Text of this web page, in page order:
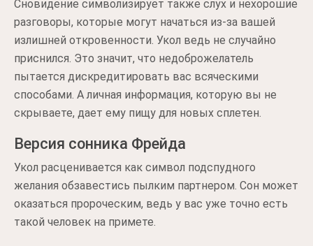
Сновидение символизирует также слух и нехорошие
разговоры, которые могут начаться из-за вашей
излишней откровенности. Укол ведь не случайно
приснился. Это значит, что недоброжелатель
пытается дискредитировать вас всяческими
способами. А личная информация, которую вы не
скрываете, дает ему пищу для новых сплетен.
Версия сонника Фрейда
Укол расценивается как символ подспудного
желания обзавестись пылким партнером. Сон может
оказаться пророческим, ведь у вас уже точно есть
такой человек на примете.